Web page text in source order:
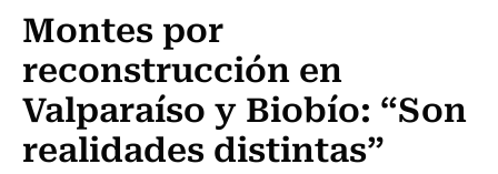
Montes por
reconstrucción en
Valparaíso y Biobío: “Son
realidades distintas”